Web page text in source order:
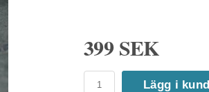
399 SEK
Lägg i